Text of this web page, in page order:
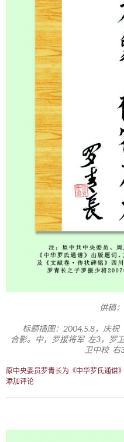
供稿
标题插图：2004.5.8，庆祝
合影。中，罗援将军 左3，罗
卫中校
原中央委员罗青长为《中华罗氏通谱
添加评论